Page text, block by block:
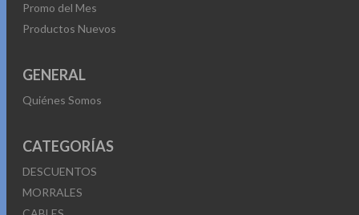
Promo del Mes
Productos Nuevos
GENERAL
Quiénes Somos
CATEGORÍAS
DESCUENTOS
MORRALES